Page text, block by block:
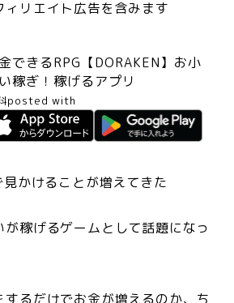
ィリエイト広告を含みます
できるRPG【DORAKEN】お小
稼ぎ！稼げるアプリ
posted with
かけることが増えてきた
稼げるゲームとして話題になっ
るだけでお金が増えるのか、ち